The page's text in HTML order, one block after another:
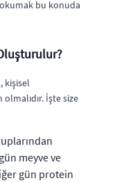
bu konuda
kişisel
olmalıdır. İşte size
meyve ve
gün protein